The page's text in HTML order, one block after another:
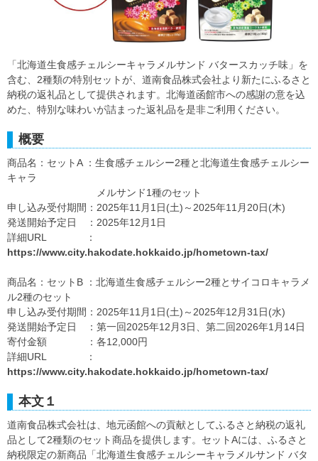
「北海道生食感チェルシーキャラメルサンド バタースカッチ味」を
含む、2種類の特別セットが、道南食品株式会社より新たにふるさと
納税の返礼品として提供されます。北海道函館市への感謝の意を込
めた、特別な味わいが詰まった返礼品を是非ご利用ください。
概要
商品名：セットA ：生食感チェルシー2種と北海道生食感チェルシー
キャラ
メルサンド1種のセット
申し込み受付期間：2025年11月1日(土)～2025年11月20日(木)
発送開始予定日 ：2025年12月1日
詳細URL ：
https://www.city.hakodate.hokkaido.jp/hometown-tax/
商品名：セットB ：北海道生食感チェルシー2種とサイコロキャラメ
ル2種のセット
申し込み受付期間：2025年11月1日(土)～2025年12月31日(水)
発送開始予定日 ：第一回2025年12月3日、第二回2026年1月14日
寄付金額 ：各12,000円
詳細URL ：
https://www.city.hakodate.hokkaido.jp/hometown-tax/
本文１
道南食品株式会社は、地元函館への貢献としてふるさと納税の返礼
品として2種類のセット商品を提供します。セットAには、ふるさと
納税限定の新商品「北海道生食感チェルシーキャラメルサンド バタ